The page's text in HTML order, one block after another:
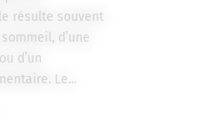
résulte souvent
d’une
d’un
Le...